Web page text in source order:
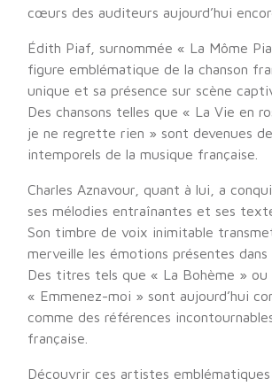
cœurs des auditeurs aujourd’hui
Édith Piaf, surnommée « La Môme
figure emblématique de la chanson
unique et sa présence sur scène
Des chansons telles que « La Vie en
je ne regrette rien » sont devenues
intemporels de la musique française.
Charles Aznavour, quant à lui, a
ses mélodies entraînantes et ses
Son timbre de voix inimitable
merveille les émotions présentes dans
Des titres tels que « La Bohème » ou
« Emmenez-moi » sont aujourd’hui
comme des références
française.
Découvrir ces artistes emblématiques